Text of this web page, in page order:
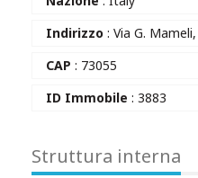
Indirizzo : Via G. Mameli,
CAP : 73055
ID Immobile : 3883
Struttura interna